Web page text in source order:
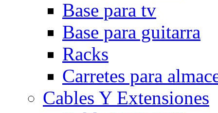
Base para tv
Base para guitarra
Racks
Carretes para
Cables Y Extensiones